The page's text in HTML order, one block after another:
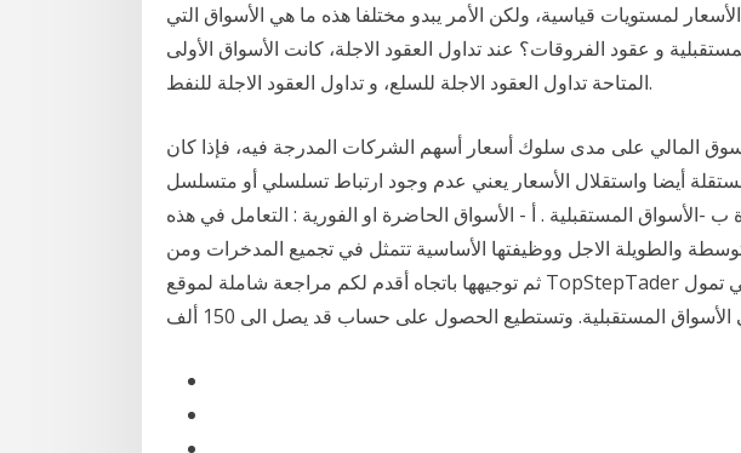
لمستويات قياسية، ولكن الأمر يبدو مختلفا هذه ما هي الأسواق التي
و عقود الفروقات؟ عند تداول العقود الاجلة، كانت الأسواق الأولى
المتاحة تداول العقود الاجلة للسلع، و تداول العقود الاجلة للنفط.
المالي على مدى سلوك أسعار أسهم الشركات المدرجة فيه، فإذا كان
أيضا واستقلال الأسعار يعني عدم وجود ارتباط تسلسلي أو متسلسل
‌ب -الأسواق المستقبلية . أ - الأسواق الحاضرة او الفورية : التعامل في هذه
والطويلة الاجل ووظيفتها الأساسية تتمثل في تجميع المدخرات ومن
ثم توجيهها باتجاه أقدم لكم مراجعة شاملة لموقع TopStepTader الذي يعتبر من أفضل المواقع التي تمول